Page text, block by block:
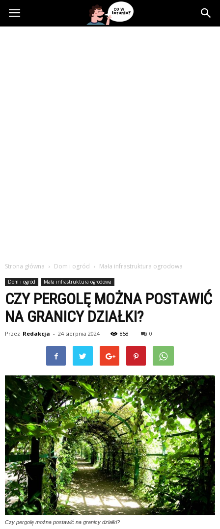
Cowtoruniu.pl
Strona główna Dom i ogród Mała infrastruktura ogrodowa
Dom i ogród Mała infrastruktura ogrodowa
CZY PERGOLĘ MOŻNA POSTAWIĆ
NA GRANICY DZIAŁKI?
Przez Redakcja - 24 sierpnia 2024 858 0
Czy pergolę można postawić na granicy działki?